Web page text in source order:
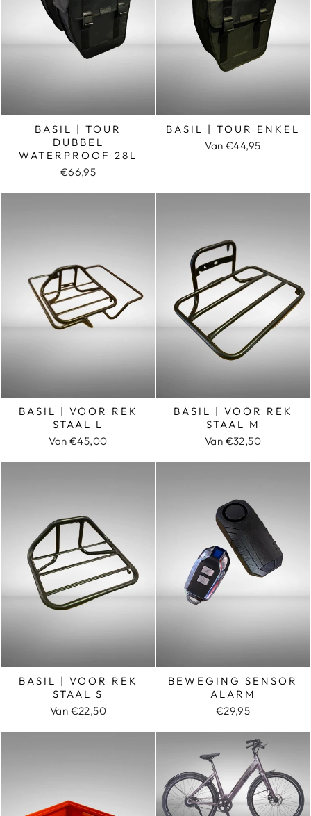
BASIL | TOUR
DUBBEL
WATERPROOF 28L
€66,95
BASIL | TOUR ENKEL
Van €44,95
BASIL | VOOR REK
STAAL L
Van €45,00
BASIL | VOOR REK
STAAL M
Van €32,50
BASIL | VOOR REK
STAAL S
Van €22,50
BEWEGING SENSOR
ALARM
€29,95